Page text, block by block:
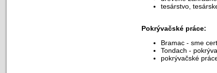
tesárstvo,
Pokrývačské práce:
Bramac - sme
Tondach -
pokrývačské